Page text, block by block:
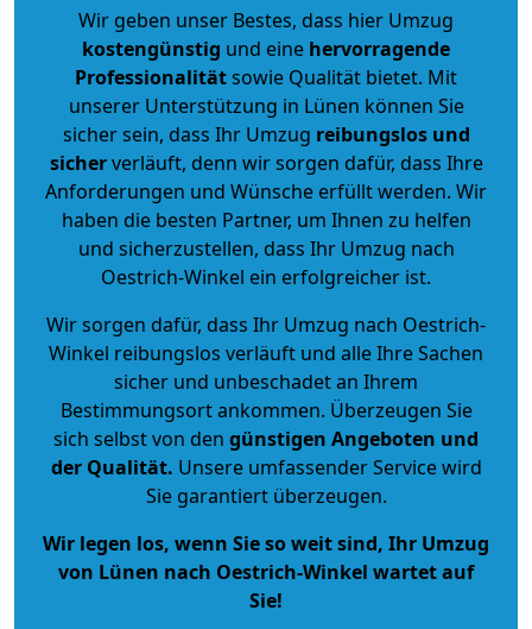
Wir geben unser Bestes, dass hier Umzug
kostengünstig und eine hervorragende
Professionalitätsowie Qualität bietet. Mit
unserer Unterstützung in Lünen können Sie
sicher sein, dass Ihr Umzug reibungslos und
sicherverläuft, denn wir sorgen dafür, dass Ihre
Anforderungen und Wünsche erfüllt werden. Wir
haben die besten Partner, um Ihnen zu helfen
und sicherzustellen, dass Ihr Umzug nach
Oestrich-Winkel ein erfolgreicher ist.
Wir sorgen dafür, dass Ihr Umzug nach Oestrich-
Winkel reibungslos verläuft und alle Ihre Sachen
sicher und unbeschadet an Ihrem
Bestimmungsort ankommen. Überzeugen Sie
sich selbst von den günstigen Angeboten und
der Qualität. Unsere umfassender Service wird
Sie garantiert überzeugen.
Wir legen los, wenn Sie so weit sind, Ihr Umzug
von Lünen nach Oestrich-Winkel wartet auf
Sie!